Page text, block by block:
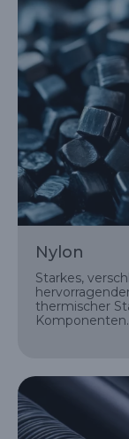
Nylon
Starkes,
thermischer
Komponenten.